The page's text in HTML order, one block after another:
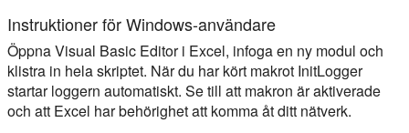
Instruktioner för Windows-användare
Öppna Visual Basic Editor i Excel, infoga en ny modul och
klistra in hela skriptet. När du har kört makrot InitLogger
startar loggern automatiskt. Se till att makron är aktiverade
och att Excel har behörighet att komma åt ditt nätverk.